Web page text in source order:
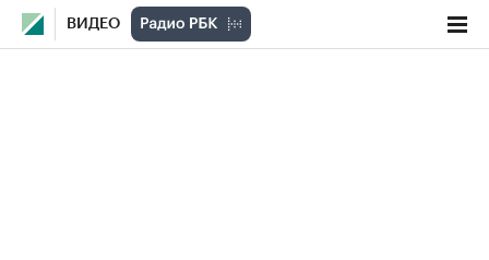
ВИДЕО